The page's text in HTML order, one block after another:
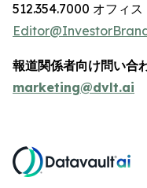
512.354.7000 オフィス
報道関係者向け問い合
marketing@dvlt.ai